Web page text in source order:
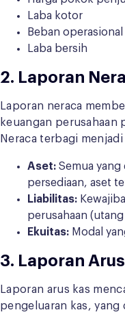
Laba kotor
Beban operasional
Laba bersih
2. Laporan
Laporan neraca
keuangan
Neraca terbagi
Aset: Semua
persediaan, aset
Liabilitas:
perusahaan
Ekuitas: Modal
3. Laporan
Laporan arus kas
pengeluaran kas,